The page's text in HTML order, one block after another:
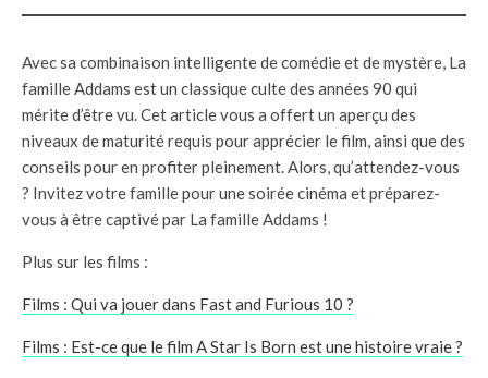
Avec sa combinaison intelligente de comédie et de mystère, La
famille Addams est un classique culte des années 90 qui
mérite d’être vu. Cet article vous a offert un aperçu des
niveaux de maturité requis pour apprécier le film, ainsi que des
conseils pour en profiter pleinement. Alors, qu’attendez-vous
? Invitez votre famille pour une soirée cinéma et préparez-
vous à être captivé par La famille Addams !
Plus sur les films :
Films : Qui va jouer dans Fast and Furious 10 ?
Films : Est-ce que le film A Star Is Born est une histoire vraie ?